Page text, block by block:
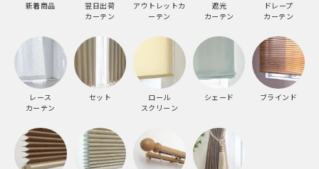
新着商品
翌日出荷
カーテン
アウトレットカ
ーテン
遮光
カーテン
ドレープ
カーテン
レース
カーテン
セット
ロール
スクリーン
シェード ブラインド